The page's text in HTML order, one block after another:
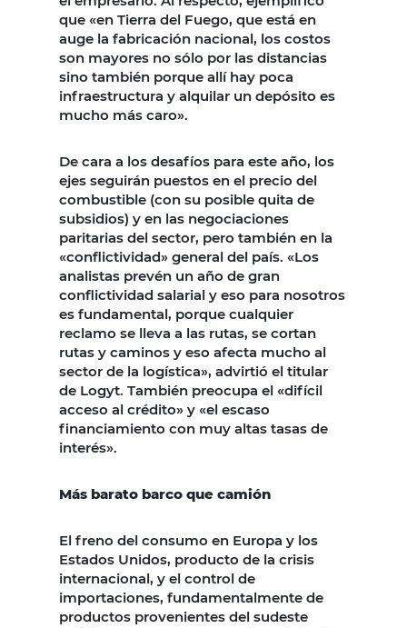
que «en Tierra del Fuego, que está en
auge la fabricación nacional, los costos
son mayores no sólo por las distancias
sino también porque allí hay poca
infraestructura y alquilar un depósito es
mucho más caro».
De cara a los desafíos para este año, los
ejes seguirán puestos en el precio del
combustible (con su posible quita de
subsidios) y en las negociaciones
paritarias del sector, pero también en la
«conflictividad» general del país. «Los
analistas prevén un año de gran
conflictividad salarial y eso para nosotros
es fundamental, porque cualquier
reclamo se lleva a las rutas, se cortan
rutas y caminos y eso afecta mucho al
sector de la logística», advirtió el titular
de Logyt. También preocupa el «difícil
acceso al crédito» y «el escaso
financiamiento con muy altas tasas de
interés».
Más barato barco que camión
El freno del consumo en Europa y los
Estados Unidos, producto de la crisis
internacional, y el control de
importaciones, fundamentalmente de
productos provenientes del sudeste